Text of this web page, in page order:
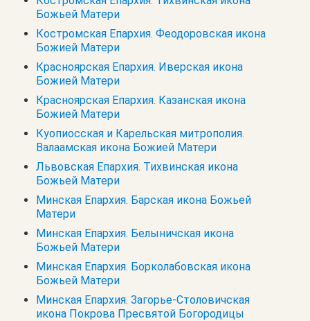
Божьей Матери
Костромская Епархия. Феодоровская икона
Божией Матери
Красноярская Епархия. Иверская икона
Божией Матери
Красноярская Епархия. Казанская икона
Божией Матери
Куопиосская и Карельская митрополия.
Валаамская икона Божией Матери
Львовская Епархия. Тихвинская икона
Божьей Матери
Минская Епархия. Барская икона Божьей
Матери
Минская Епархия. Белыничская икона
Божьей Матери
Минская Епархия. Борколабовская икона
Божьей Матери
Минская Епархия. Загорье-Столовичская
икона Покрова Пресвятой Богородицы